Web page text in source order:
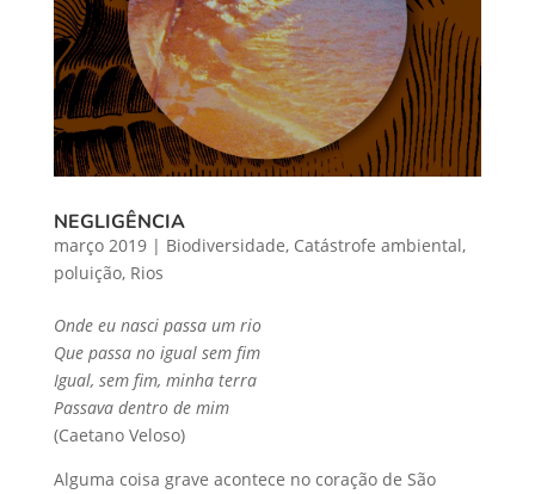
NEGLIGÊNCIA
março 2019| Biodiversidade, Catástrofe ambiental,
poluição, Rios
Onde eu nasci passa um rio
Que passa no igual sem fim
Igual, sem fim, minha terra
Passava dentro de mim
(Caetano Veloso)
Alguma coisa grave acontece no coração de São